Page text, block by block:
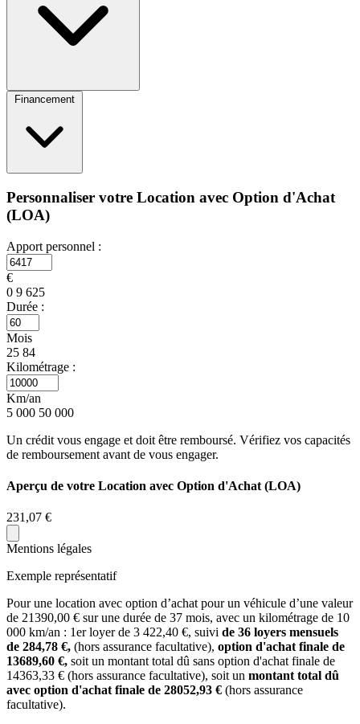
Financement
Personnaliser votre Location avec Option d'Achat
(LOA)
Apport personnel :
€
0 9 625
Durée :
Mois
25 84
Kilométrage :
Km/an
5 000 50 000
Un crédit vous engage et doit être remboursé. Vérifiez vos capacités
de remboursement avant de vous engager.
Aperçu de votre Location avec Option d'Achat (LOA)
231,07 €
Mentions légales
Exemple représentatif
Pour une location avec option d’achat pour un véhicule d’une valeur
de 21390,00 € sur une durée de 37 mois, avec un kilométrage de 10
000 km/an : 1er loyer de 3 422,40 €, suivi de 36 loyers mensuels
de 284,78 €, (hors assurance facultative), option d'achat finale de
13689,60 €, soit un montant total dû sans option d'achat finale de
14363,33 € (hors assurance facultative), soit un montant total dû
avec option d'achat finale de 28052,93 € (hors assurance
facultative).